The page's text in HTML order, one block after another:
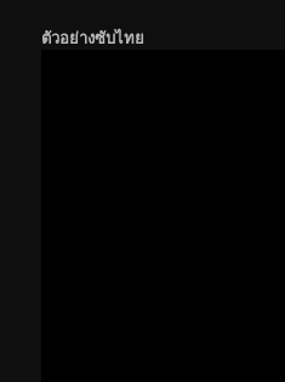
ตัวอย่างซับไทย